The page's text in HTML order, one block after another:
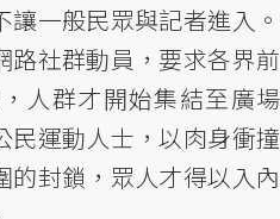
一般民眾與記者進入。
路社群動員，要求各界前
人群才開始集結至廣場
民運動人士，以肉身衝撞
的封鎖，眾人才得以入內